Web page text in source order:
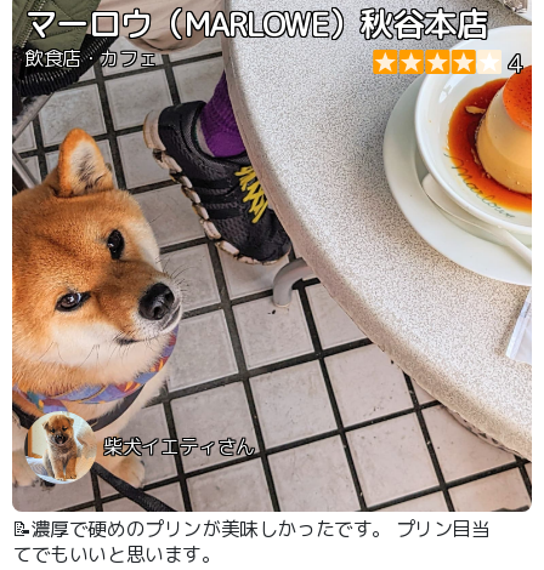
マーロウ（MARLOWE）秋谷本店
飲食店・カフェ 4
柴犬イエティさん
📝濃厚で硬めのプリンが美味しかったです。 プリン目当
てでもいいと思います。